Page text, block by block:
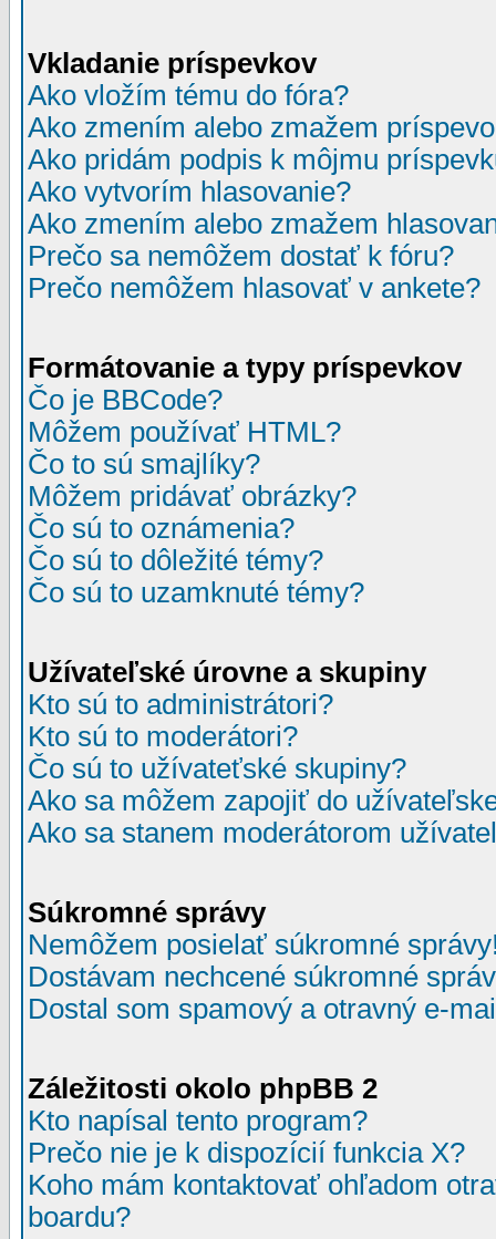
Vkladanie príspevkov
Ako vložím tému do fóra?
Ako zmením alebo zmažem
Ako pridám podpis k môjmu
Ako vytvorím hlasovanie?
Ako zmením alebo zmažem
Prečo sa nemôžem dostať k fóru?
Prečo nemôžem hlasovať v ankete?
Formátovanie a typy príspevkov
Čo je BBCode?
Môžem používať HTML?
Čo to sú smajlíky?
Môžem pridávať obrázky?
Čo sú to oznámenia?
Čo sú to dôležité témy?
Čo sú to uzamknuté témy?
Užívateľské úrovne a skupiny
Kto sú to administrátori?
Kto sú to moderátori?
Čo sú to užívateťské skupiny?
Ako sa môžem zapojiť do
Ako sa stanem moderátorom
Súkromné správy
Nemôžem posielať súkromné
Dostávam nechcené súkromné
Dostal som spamový a otravný e-
Záležitosti okolo phpBB 2
Kto napísal tento program?
Prečo nie je k dispozícií funkcia X?
Koho mám kontaktovať ohľadom
boardu?